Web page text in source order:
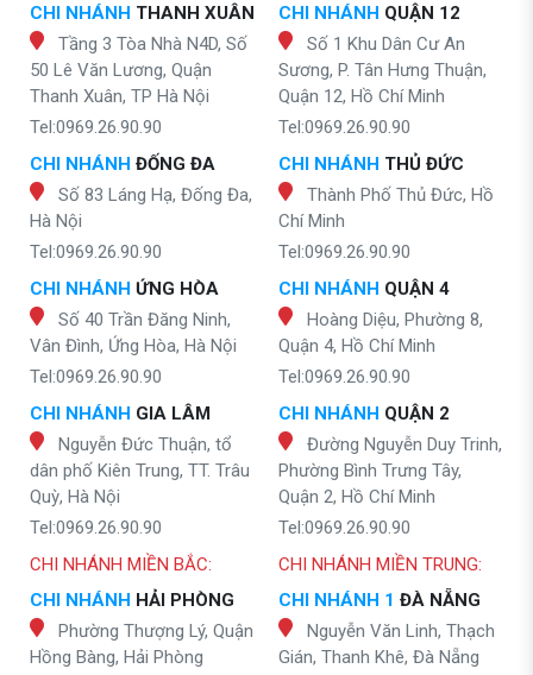
CHI NHÁNH THANH XUÂN
Tầng 3 Tòa Nhà N4D, Số
50 Lê Văn Lương, Quận
Thanh Xuân, TP Hà Nội
Tel:0969.26.90.90
CHI NHÁNH ĐỐNG ĐA
Số 83 Láng Hạ, Đống Đa,
Hà Nội
Tel:0969.26.90.90
CHI NHÁNH ỨNG HÒA
Số 40 Trần Đăng Ninh,
Vân Đình, Ứng Hòa, Hà Nội
Tel:0969.26.90.90
CHI NHÁNH GIA LÂM
Nguyễn Đức Thuận, tổ
dân phố Kiên Trung, TT. Trâu
Quỳ, Hà Nội
Tel:0969.26.90.90
CHI NHÁNH QUẬN 12
Số 1 Khu Dân Cư An
Sương, P. Tân Hưng Thuận,
Quận 12, Hồ Chí Minh
Tel:0969.26.90.90
CHI NHÁNH THỦ ĐỨC
Thành Phố Thủ Đức, Hồ
Chí Minh
Tel:0969.26.90.90
CHI NHÁNH QUẬN 4
Hoàng Diệu, Phường 8,
Quận 4, Hồ Chí Minh
Tel:0969.26.90.90
CHI NHÁNH QUẬN 2
Đường Nguyễn Duy Trinh,
Phường Bình Trưng Tây,
Quận 2, Hồ Chí Minh
Tel:0969.26.90.90
CHI NHÁNH MIỀN BẮC:
CHI NHÁNH HẢI PHÒNG
Phường Thượng Lý, Quận
Hồng Bàng, Hải Phòng
CHI NHÁNH MIỀN TRUNG:
CHI NHÁNH 1 ĐÀ NẴNG
Nguyễn Văn Linh, Thạch
Gián, Thanh Khê, Đà Nẵng